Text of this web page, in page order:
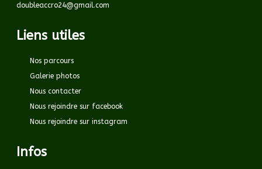
doubleaccro24@gmail.com
Liens utiles
Nos parcours
Galerie photos
Nous contacter
Nous rejoindre sur facebook
Nous rejoindre sur instagram
Infos